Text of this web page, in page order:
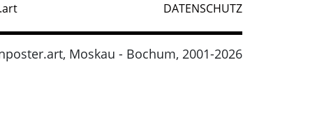
DATENSCHUTZ
Moskau - Bochum, 2001-2026